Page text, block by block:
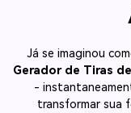
Já se imaginou
Gerador de Tiras
-
transformar sua